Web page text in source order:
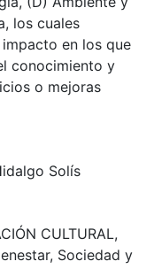
los cuales
en los que
conocimiento y
o mejoras
Solís
CULTURAL,
, Sociedad y